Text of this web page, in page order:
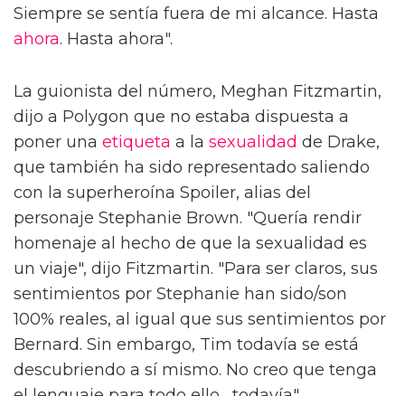
Siempre se sentía fuera de mi alcance. Hasta
ahora. Hasta ahora".
La guionista del número, Meghan Fitzmartin,
dijo a Polygon que no estaba dispuesta a
poner una etiqueta a la sexualidad de Drake,
que también ha sido representado saliendo
con la superheroína Spoiler, alias del
personaje Stephanie Brown. "Quería rendir
homenaje al hecho de que la sexualidad es
un viaje", dijo Fitzmartin. "Para ser claros, sus
sentimientos por Stephanie han sido/son
100% reales, al igual que sus sentimientos por
Bernard. Sin embargo, Tim todavía se está
descubriendo a sí mismo. No creo que tenga